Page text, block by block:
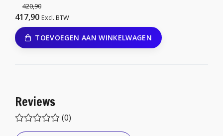
420,90
417,90 Excl. BTW
TOEVOEGEN AAN WINKELWAGEN
Reviews
(0)